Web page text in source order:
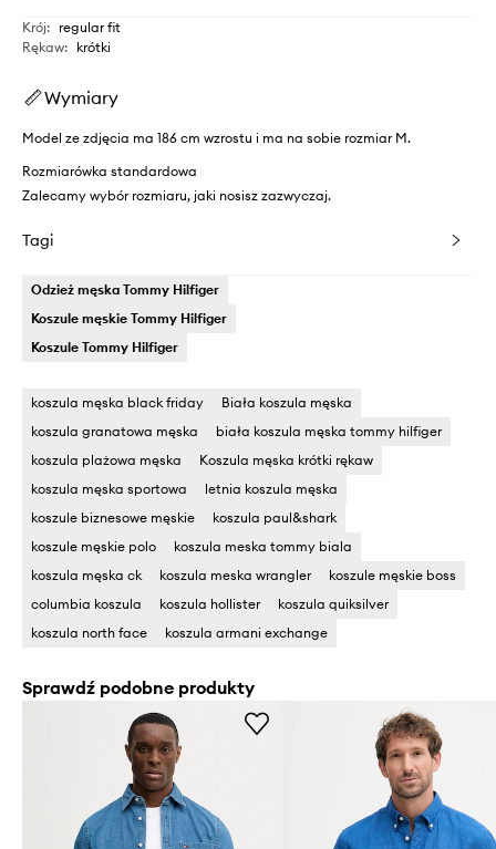
Krój: regular fit
Rękaw: krótki
Wymiary
Model ze zdjęcia ma 186 cm wzrostu i ma na sobie rozmiar M.
Rozmiarówka standardowa
Zalecamy wybór rozmiaru, jaki nosisz zazwyczaj.
Tagi
Odzież męska Tommy Hilfiger
Koszule męskie Tommy Hilfiger
Koszule Tommy Hilfiger
koszula męska black friday
Biała koszula męska
koszula granatowa męska
biała koszula męska tommy hilfiger
koszula plażowa męska
Koszula męska krótki rękaw
koszula męska sportowa
letnia koszula męska
koszule biznesowe męskie
koszula paul&shark
koszule męskie polo
koszula meska tommy biala
koszula męska ck
koszula meska wrangler
koszule męskie boss
columbia koszula
koszula hollister
koszula quiksilver
koszula north face
koszula armani exchange
Sprawdź podobne produkty